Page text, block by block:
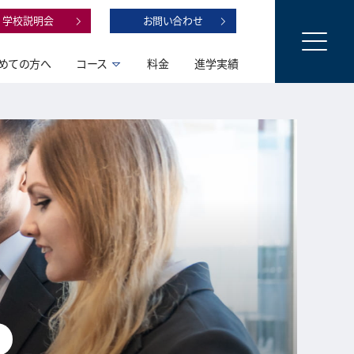
学校説明会 お問い合わせ
ての方へ コース 料金 進学実績